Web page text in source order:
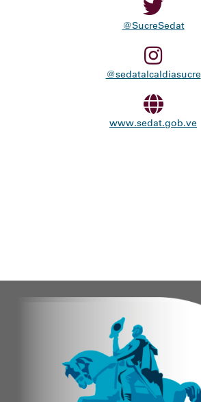
@SucreSedat
@sedatalcaldiasucre
www.sedat.gob.ve